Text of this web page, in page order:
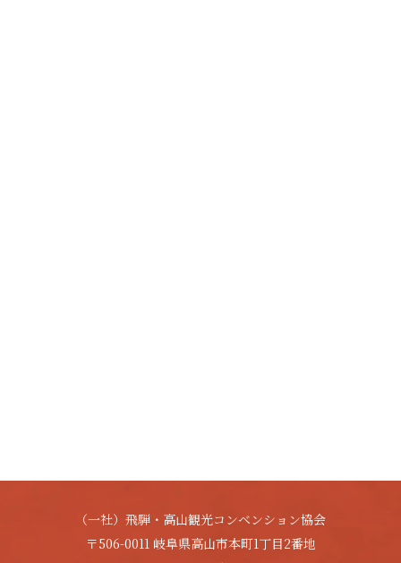
（一社）飛騨・高山観光コンベンション協会
〒506-0011 岐阜県高山市本町1丁目2番地